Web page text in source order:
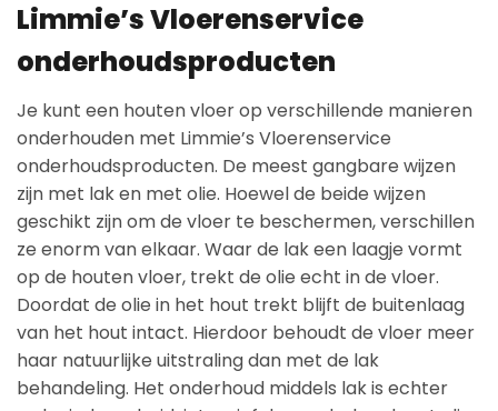
Limmie’s Vloerenservice
onderhoudsproducten
Je kunt een houten vloer op verschillende manieren
onderhouden met Limmie’s Vloerenservice
onderhoudsproducten. De meest gangbare wijzen
zijn met lak en met olie. Hoewel de beide wijzen
geschikt zijn om de vloer te beschermen, verschillen
ze enorm van elkaar. Waar de lak een laagje vormt
op de houten vloer, trekt de olie echt in de vloer.
Doordat de olie in het hout trekt blijft de buitenlaag
van het hout intact. Hierdoor behoudt de vloer meer
haar natuurlijke uitstraling dan met de lak
behandeling. Het onderhoud middels lak is echter